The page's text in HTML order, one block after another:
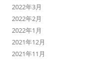
2022年3月
2022年2月
2022年1月
2021年12月
2021年11月